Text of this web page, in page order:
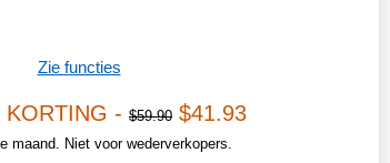
Zie functies
KORTING - $59.90 $41.93
maand. Niet voor wederverkopers.